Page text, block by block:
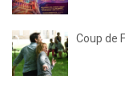
Coup de